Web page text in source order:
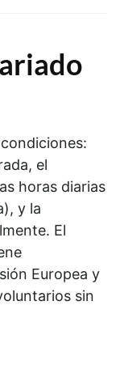
el
horas diarias
y la
El
Europea y
sin